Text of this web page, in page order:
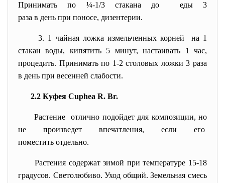
Принимать по ¼-1/3 стакана до еды 3
раза в день при поносе, дизентерии.
3. 1 чайная ложка измельченных корней на 1
стакан воды, кипятить 5 минут, настаивать 1 час,
процедить. Принимать по 1-2 столовых ложки 3 раза
в день при весенней слабости.
2.2 Куфея Cuphea R. Br.
Растение отлично подойдет для композиции, но
не произведет впечатления, если его
поместить отдельно.
Растения содержат зимой при температуре 15-18
градусов. Светолюбиво. Уход общий.Земельная смесь